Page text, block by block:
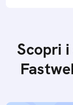
Scopri